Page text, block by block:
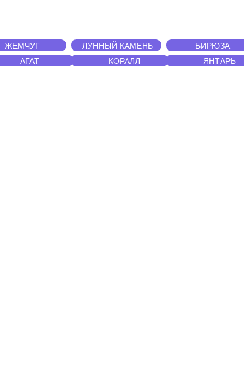
ЖЕМЧУГ ЛУННЫЙ КАМЕНЬ
БИРЮЗА
АГАТ КОРАЛЛ ЯНТАРЬ